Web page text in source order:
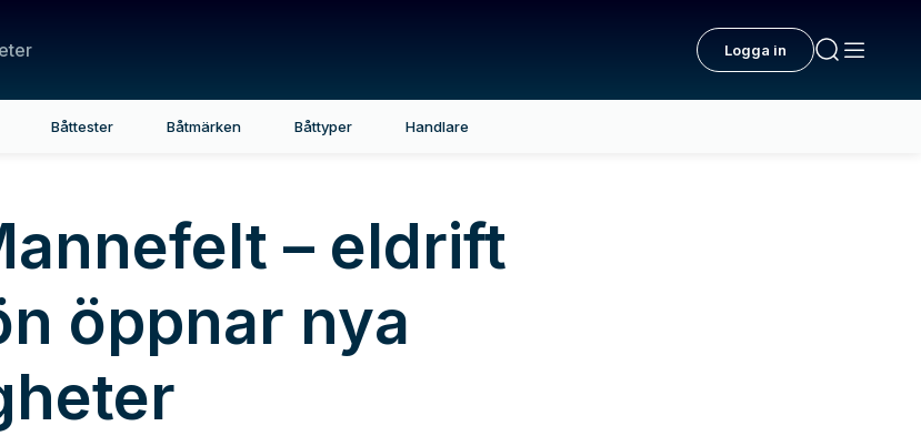
Logga in
Båttester Båtmärken Båttyper Handlare
– eldrift
öppnar nya